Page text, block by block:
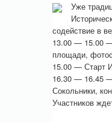
Уже
содействие в
13.00 — 15.00
площади,
15.00 — Старт
16.30 — 16.45
Сокольники,
Участников